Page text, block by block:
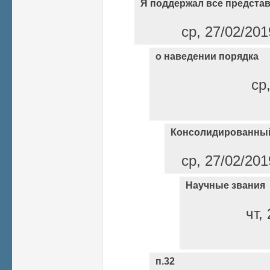
Я поддержал все
ср, 27/02/
о наведении порядка
ср, 27/02/
Научные звания
чт,
п.32